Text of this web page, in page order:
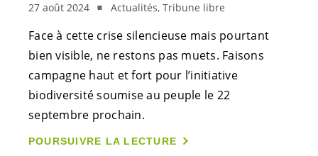
27 août 2024 Actualités, Tribune libre
Face à cette crise silencieuse mais pourtant
bien visible, ne restons pas muets. Faisons
campagne haut et fort pour l’initiative
biodiversité soumise au peuple le 22
septembre prochain.
POURSUIVRE LA LECTURE